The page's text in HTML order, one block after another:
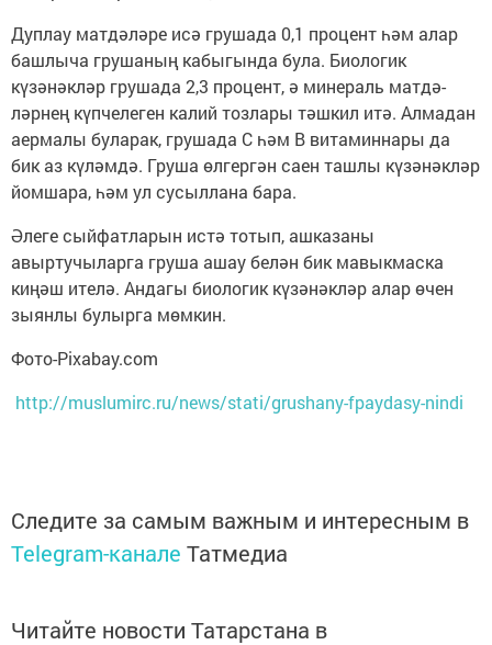
Дуплау матдәләре исә грушада 0,1 процент һәм алар
башлыча грушаның кабыгында була. Биологик
күзәнәкләр грушада 2,3 процент, ә минераль матдә­
ләрнең күпчелеген калий тозлары тәш­кил итә. Алмадан
аермалы буларак, грушада С һәм В витаминнары да
бик аз күләмдә. Груша өлгергән саен таш­лы күзәнәкләр
йомшара, һәм ул су­сыллана бара.
Әлеге сыйфатларын истә тотып, ашказаны
авыртучыларга груша ашау белән бик мавыкмаска
киңәш ителә. Андагы биологик күзәнәкләр алар өчен
зыян­лы булырга мөмкин.
Фото-Pixabay.com
http://muslumirc.ru/news/stati/grushany-fpaydasy-nindi
Следите за самым важным и интересным в
Telegram-канале Татмедиа
Читайте новости Татарстана в